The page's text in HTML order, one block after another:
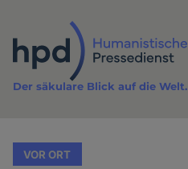
Inhalt
Der säkulare Blick auf die Welt.
VOR ORT